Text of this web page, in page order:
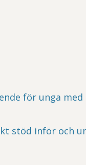
för unga med
stöd inför och